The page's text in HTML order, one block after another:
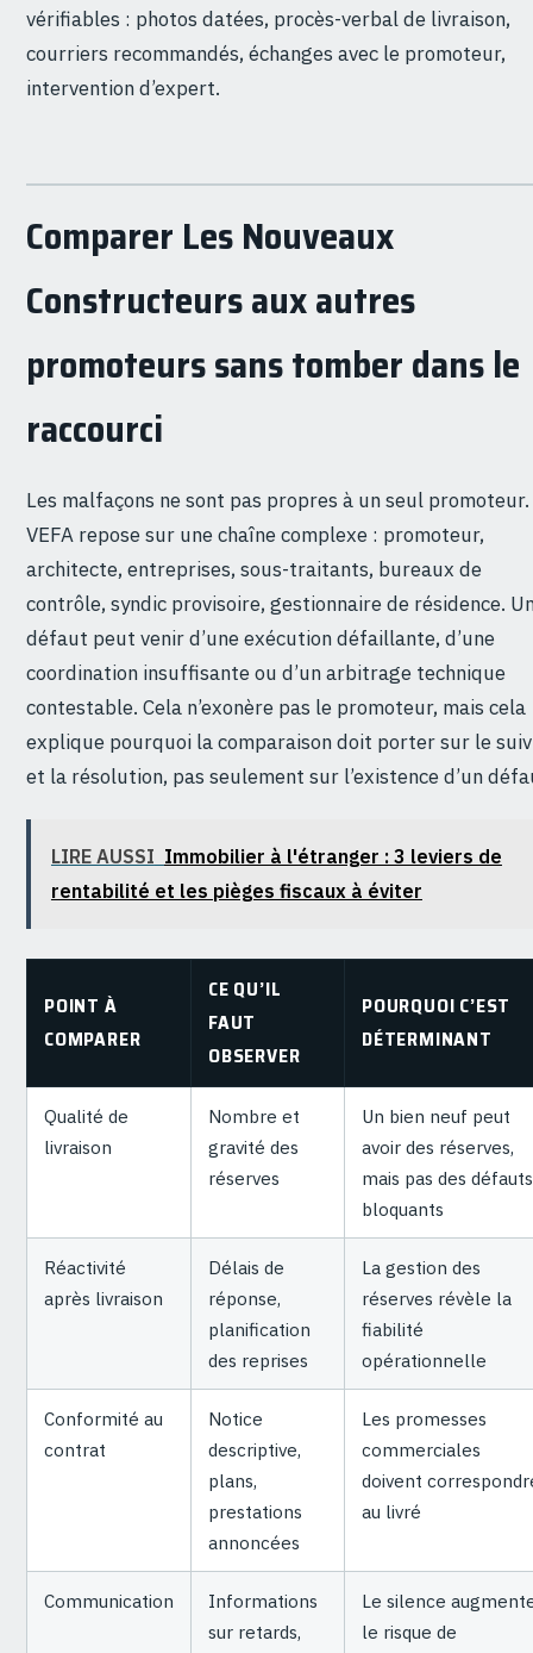
vérifiables : photos datées, procès-verbal de livraison,
courriers recommandés, échanges avec le promoteur,
intervention d’expert.
Comparer Les Nouveaux
Constructeurs aux autres
promoteurs sans tomber dans le
raccourci
Les malfaçons ne sont pas propres à un seul promoteur.
VEFA repose sur une chaîne complexe : promoteur,
architecte, entreprises, sous-traitants, bureaux de
contrôle, syndic provisoire, gestionnaire de résidence.
défaut peut venir d’une exécution défaillante, d’une
coordination insuffisante ou d’un arbitrage technique
contestable. Cela n’exonère pas le promoteur, mais cela
explique pourquoi la comparaison doit porter sur le
et la résolution, pas seulement sur l’existence d’un
LIRE AUSSI Immobilier à l'étranger : 3 leviers de
rentabilité et les pièges fiscaux à éviter
POINT À
COMPARER
CE QU’IL
FAUT
OBSERVER
POURQUOI C’EST
DÉTERMINANT
Qualité de
livraison
Nombre et
gravité des
réserves
Un bien neuf peut
avoir des réserves,
mais pas des défauts
bloquants
Réactivité
après livraison
Délais de
réponse,
planification
des reprises
La gestion des
réserves révèle la
fiabilité
opérationnelle
Conformité au
contrat
Notice
descriptive,
plans,
prestations
annoncées
Les promesses
commerciales
doivent
au livré
Communication
Informations
sur retards,
Le silence
le risque de